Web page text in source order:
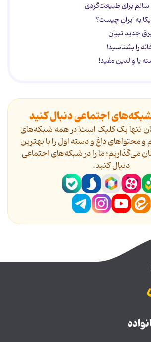
به ایران چیست؟
جدید تبیان
را بشناسید!
یا والدین مفید!
شبکه‌های اجتماعی دنبال کنید
تنها یک کلیک است! در همه شبکه‌های
محتواهای داغ و دسته اول را با بهترین
می‌گذاریم؛ ما را در شبکه‌های اجتماعی
دنیال کنید.